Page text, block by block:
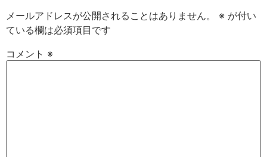
メールアドレスが公開されることはありません。 ※ が付い
ている欄は必須項目です
コメント ※